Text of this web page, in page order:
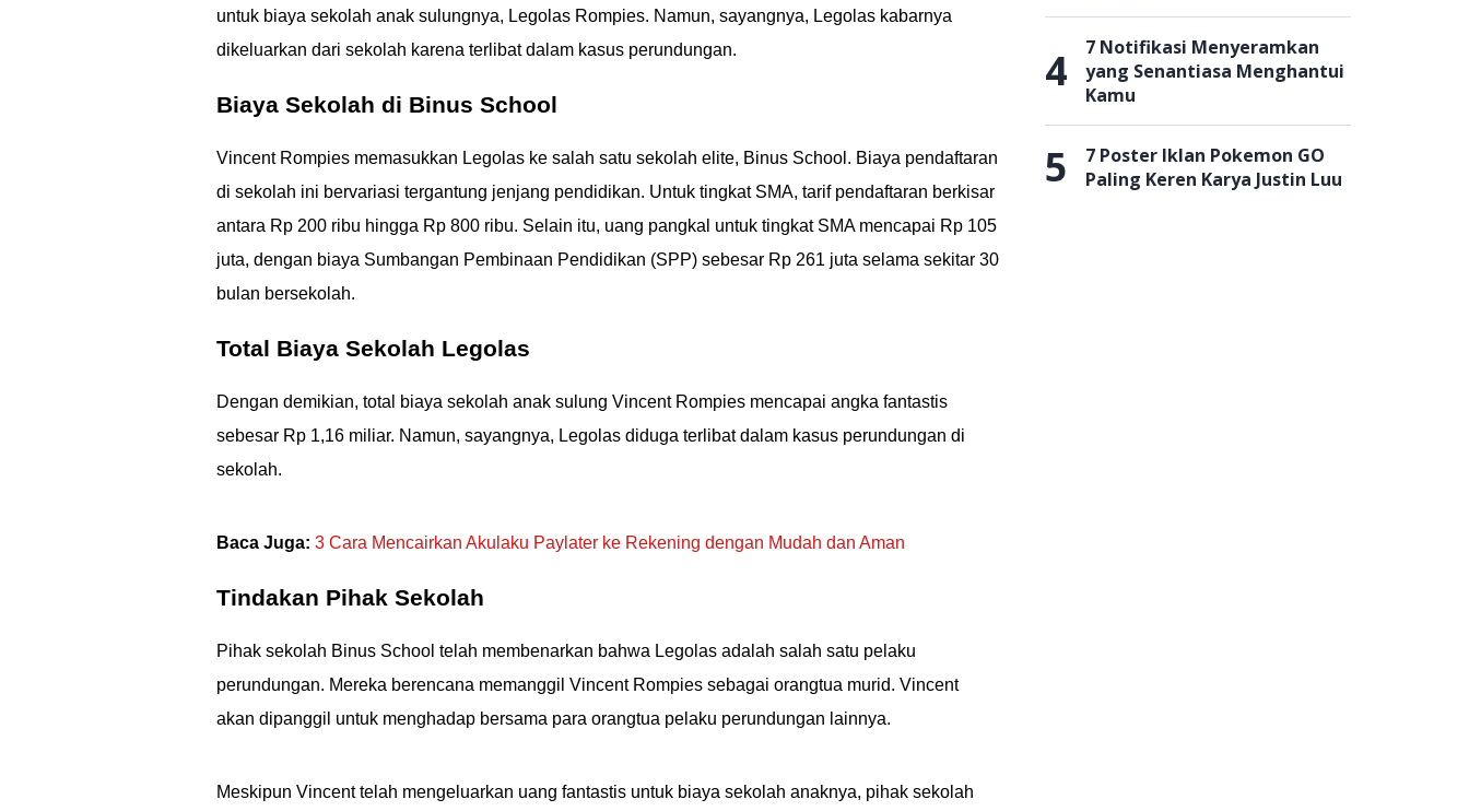
untuk biaya sekolah anak sulungnya, Legolas Rompies. Namun, sayangnya, Legolas kabarnya
dikeluarkan dari sekolah karena terlibat dalam kasus perundungan.
Biaya Sekolah di Binus School
Vincent Rompies memasukkan Legolas ke salah satu sekolah elite, Binus School. Biaya pendaftaran
di sekolah ini bervariasi tergantung jenjang pendidikan. Untuk tingkat SMA, tarif pendaftaran berkisar
antara Rp 200 ribu hingga Rp 800 ribu. Selain itu, uang pangkal untuk tingkat SMA mencapai Rp 105
juta, dengan biaya Sumbangan Pembinaan Pendidikan (SPP) sebesar Rp 261 juta selama sekitar 30
bulan bersekolah.
Total Biaya Sekolah Legolas
Dengan demikian, total biaya sekolah anak sulung Vincent Rompies mencapai angka fantastis
sebesar Rp 1,16 miliar. Namun, sayangnya, Legolas diduga terlibat dalam kasus perundungan di
sekolah.
Baca Juga: 3 Cara Mencairkan Akulaku Paylater ke Rekening dengan Mudah dan Aman
Tindakan Pihak Sekolah
Pihak sekolah Binus School telah membenarkan bahwa Legolas adalah salah satu pelaku
perundungan. Mereka berencana memanggil Vincent Rompies sebagai orangtua murid. Vincent
akan dipanggil untuk menghadap bersama para orangtua pelaku perundungan lainnya.
Meskipun Vincent telah mengeluarkan uang fantastis untuk biaya sekolah anaknya, pihak sekolah
4
7 Notifikasi Menyeramkan
yang Senantiasa Menghantui
Kamu
5
7 Poster Iklan Pokemon GO
Paling Keren Karya Justin Luu